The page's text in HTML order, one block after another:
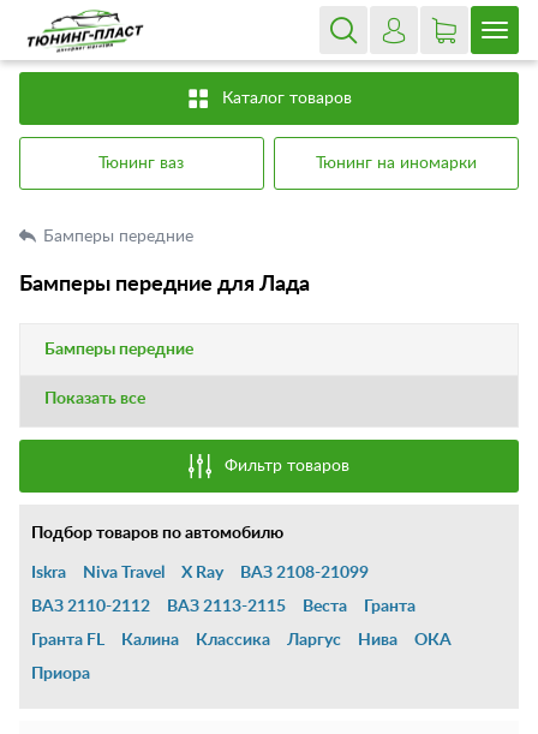
Каталог товаров
Тюнинг ваз Тюнинг на иномарки
Бамперы передние
Бамперы передние для Лада
Бамперы передние
Показать все
Фильтр товаров
Подбор товаров по автомобилю
Iskra Niva Travel X Ray
ВАЗ 2108-21099
ВАЗ 2110-2112
ВАЗ 2113-2115 Веста
Гранта
Гранта FL
Калина Классика Ларгус Нива
ОКА
Приора